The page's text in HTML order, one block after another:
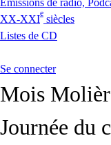
Émissions de radio,
XX-XXI
e
siècles
Listes de CD
Se connecter
Mois
Journée du